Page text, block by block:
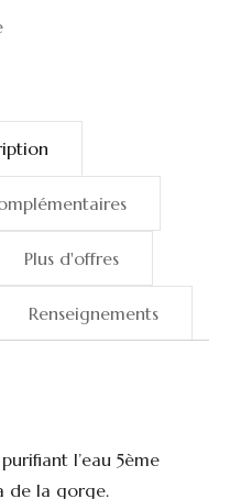
Plus d'offres
Renseignements
l’eau 5ème
de la gorge.